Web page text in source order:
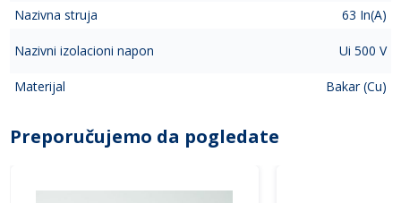
Nazivna struja 63 In(A)
Nazivni izolacioni napon Ui 500 V
Materijal Bakar (Cu)
Preporučujemo da pogledate